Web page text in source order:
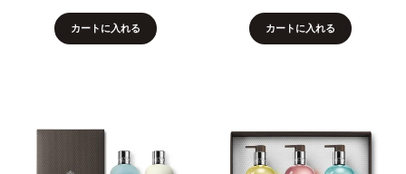
カートに入れる カートに入れる